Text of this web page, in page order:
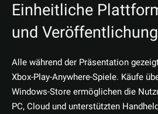
Einheitliche
und
Alle während der Präsentation
Xbox-Play-Anywhere-Spiele. Käufe
Windows-Store ermöglichen die
PC, Cloud und unterstützten